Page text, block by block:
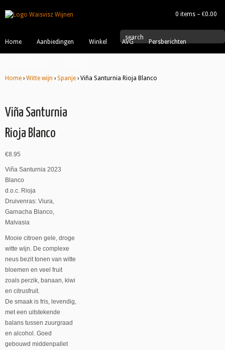
0 items – €0.00
Home Aanbiedingen Winkel AVG Persberichten
search
Home › Witte wijn › Spanje › Viña Santurnia Rioja Blanco
Viña Santurnia
Rioja Blanco
€8.95
Viña Santurnia 2023
Blanco
d.o.c. Rioja
Druivenras: Viura,
Garnacha Blanco,
Malvasia
Mooie citroen gele, droge
witte wijn. De complexe
neus bezit tonen van witte
bloemen en veel fruit
zoals perzik, banaan, kiwi
en citrusfruit.
De smaak is fris, levendig,
met een uitstekende
balans tussen zuurgraad
en alcohol. Goed
gebouwd middenpallet